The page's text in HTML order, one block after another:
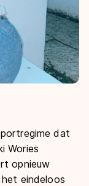
dat
Wories
opnieuw
eindeloos